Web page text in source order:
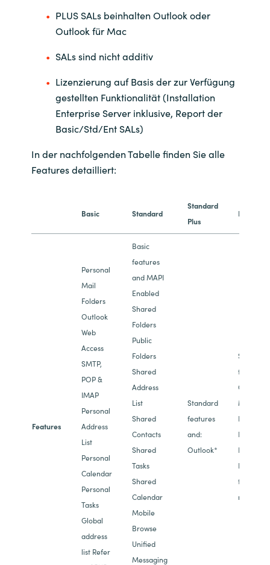
PLUS SALs beinhalten Outlook oder
Outlook für Mac
SALs sind nicht additiv
Lizenzierung auf Basis der zur Verfügung
gestellten Funktionalität (Installation
Enterprise Server inklusive, Report der
Basic/Std/Ent SALs)
In der nachfolgenden Tabelle finden Sie alle
Features detailliert:
Basic Standard
Standard
Plus
Features
Personal
Mail
Folders
Outlook
Web
Access
SMTP,
POP &
IMAP
Personal
Address
List
Personal
Calendar
Personal
Tasks
Global
address
list Refer
Basic
features
and MAPI
Enabled
Shared
Folders
Public
Folders
Shared
Address
List
Shared
Contacts
Shared
Tasks
Shared
Calendar
Mobile
Browse
Unified
Messaging
Standard
features
and:
Outlook*
Standard
features
Data Loss
In-Place
Holds
to SPUR
more